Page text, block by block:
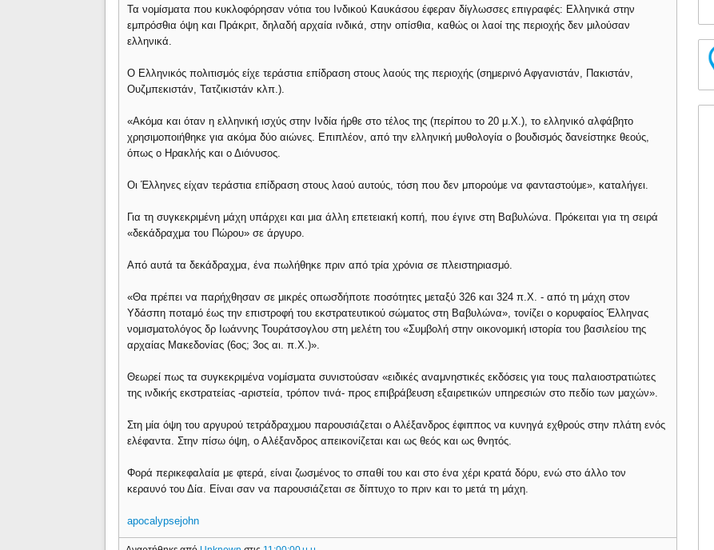
Τα νομίσματα που κυκλοφόρησαν νότια του Ινδικού Καυκάσου έφεραν δίγλωσσες επιγραφές: Ελληνικά στην
εμπρόσθια όψη και Πράκριτ, δηλαδή αρχαία ινδικά, στην οπίσθια, καθώς οι λαοί της περιοχής δεν μιλούσαν
ελληνικά.
Ο Ελληνικός πολιτισμός είχε τεράστια επίδραση στους λαούς της περιοχής (σημερινό Αφγανιστάν, Πακιστάν,
Ουζμπεκιστάν, Τατζικιστάν κλπ.).
«Ακόμα και όταν η ελληνική ισχύς στην Ινδία ήρθε στο τέλος της (περίπου το 20 μ.Χ.), το ελληνικό αλφάβητο
χρησιμοποιήθηκε για ακόμα δύο αιώνες. Επιπλέον, από την ελληνική μυθολογία ο βουδισμός δανείστηκε θεούς,
όπως ο Ηρακλής και ο Διόνυσος.
Οι Έλληνες είχαν τεράστια επίδραση στους λαού αυτούς, τόση που δεν μπορούμε να φανταστούμε», καταλήγει.
Για τη συγκεκριμένη μάχη υπάρχει και μια άλλη επετειακή κοπή, που έγινε στη Βαβυλώνα. Πρόκειται για τη σειρά
«δεκάδραχμα του Πώρου» σε άργυρο.
Από αυτά τα δεκάδραχμα, ένα πωλήθηκε πριν από τρία χρόνια σε πλειστηριασμό.
«Θα πρέπει να παρήχθησαν σε μικρές οπωσδήποτε ποσότητες μεταξύ 326 και 324 π.Χ. - από τη μάχη στον
Υδάσπη ποταμό έως την επιστροφή του εκστρατευτικού σώματος στη Βαβυλώνα», τονίζει ο κορυφαίος Έλληνας
νομισματολόγος δρ Ιωάννης Τουράτσογλου στη μελέτη του «Συμβολή στην οικονομική ιστορία του βασιλείου της
αρχαίας Μακεδονίας (6ος; 3ος αι. π.Χ.)».
Θεωρεί πως τα συγκεκριμένα νομίσματα συνιστούσαν «ειδικές αναμνηστικές εκδόσεις για τους παλαιοστρατιώτες
της ινδικής εκστρατείας -αριστεία, τρόπον τινά- προς επιβράβευση εξαιρετικών υπηρεσιών στο πεδίο των μαχών».
Στη μία όψη του αργυρού τετράδραχμου παρουσιάζεται ο Αλέξανδρος έφιππος να κυνηγά εχθρούς στην πλάτη ενός
ελέφαντα. Στην πίσω όψη, ο Αλέξανδρος απεικονίζεται και ως θεός και ως θνητός.
Φορά περικεφαλαία με φτερά, είναι ζωσμένος το σπαθί του και στο ένα χέρι κρατά δόρυ, ενώ στο άλλο τον
κεραυνό του Δία. Είναι σαν να παρουσιάζεται σε δίπτυχο το πριν και το μετά τη μάχη.
apocalypsejohn